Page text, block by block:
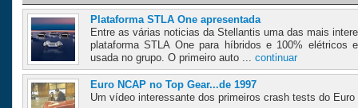
Plataforma STLA One apresentada
Entre as várias noticias da Stellantis uma das mais
plataforma STLA One para híbridos e 100% elétricos
usada no grupo. O primeiro auto ... continuar
Euro NCAP no Top Gear...de 1997
Um vídeo interessante dos primeiros crash tests do